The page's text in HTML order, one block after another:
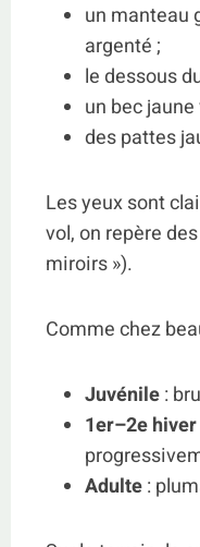
un manteau
argenté ;
le dessous
un bec
des pattes
Les yeux sont
vol, on repère
miroirs »).
Comme chez
Juvénile:
1er–2e hiver
Adulte: